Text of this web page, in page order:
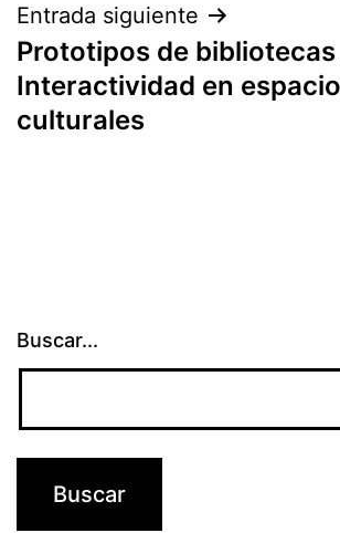
Entrada siguiente
Prototipos de
Interactividad en
culturales
Buscar...